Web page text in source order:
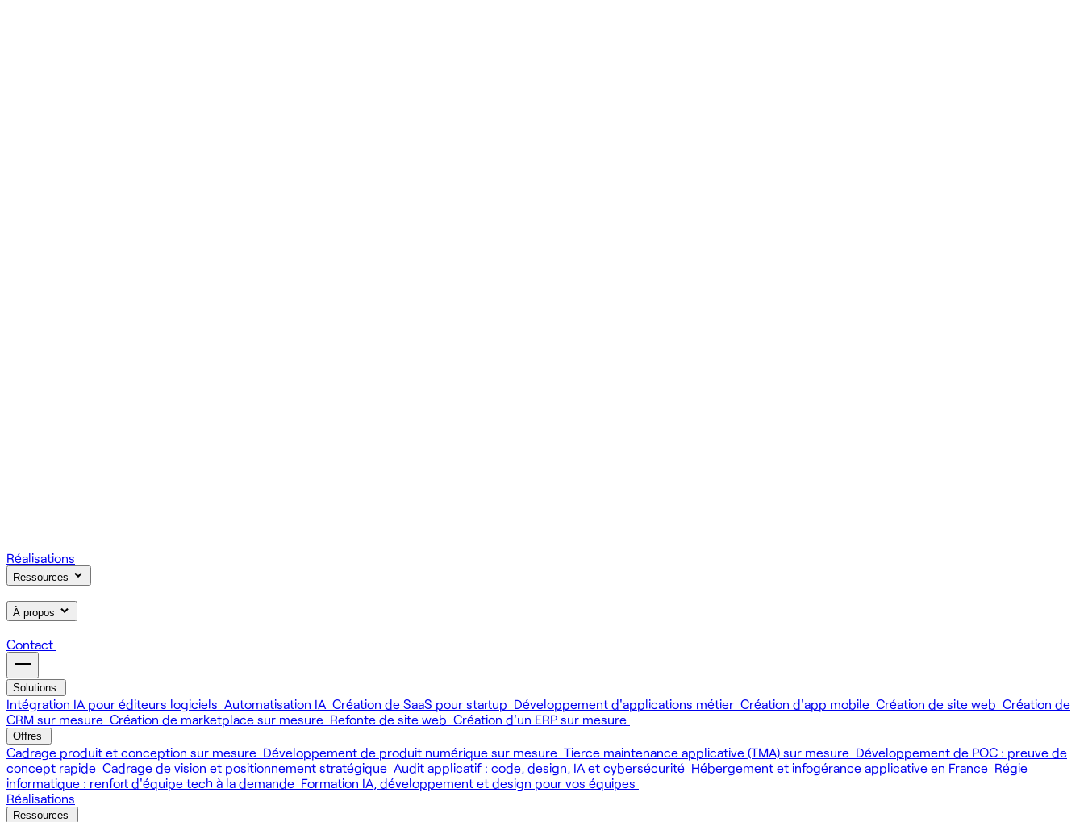
Réalisations
Ressources
À propos
Contact
Solutions
Intégration IA pour éditeurs logiciels Automatisation IA Création de SaaS pour startup Développement d'applications métier Création d'app mobile Création de site web Création de
CRM sur mesure Création de marketplace sur mesure Refonte de site web Création d'un ERP sur mesure
Offres
Cadrage produit et conception sur mesure Développement de produit numérique sur mesure Tierce maintenance applicative (TMA) sur mesure Développement de POC : preuve de
concept rapide Cadrage de vision et positionnement stratégique Audit applicatif : code, design, IA et cybersécurité Hébergement et infogérance applicative en France Régie
informatique : renfort d'équipe tech à la demande Formation IA, développement et design pour vos équipes
Réalisations
Ressources